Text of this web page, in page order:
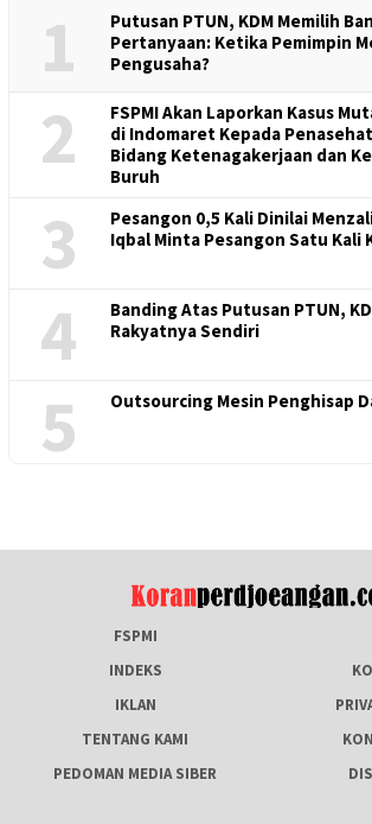
1
Putusan PTUN, KDM Memilih
Pertanyaan: Ketika Pemimpin
Pengusaha?
2
FSPMI Akan Laporkan Kasus
di Indomaret Kepada
Bidang Ketenagakerjaan dan
Buruh
3
Pesangon 0,5 Kali Dinilai
Iqbal Minta Pesangon Satu Kali
4
Banding Atas Putusan PTUN,
Rakyatnya Sendiri
5 Outsourcing Mesin Penghisap
FSPMI
INDEKS
IKLAN
TENTANG KAMI
PEDOMAN MEDIA SIBER